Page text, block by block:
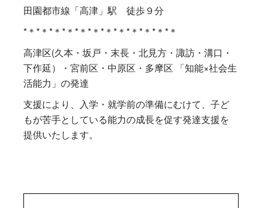
田園都市線「高津」駅 徒歩９分
*＊*＊*＊*＊*＊*＊*＊*＊*＊*＊*＊*＊
高津区(久本・坂戸・末長・北見方・諏訪・溝口・
下作延）・宮前区・中原区・多摩区 「知能×社会生
活能力」の発達
支援により、入学・就学前の準備にむけて、子ど
もが苦手としている能力の成長を促す発達支援を
提供いたします。